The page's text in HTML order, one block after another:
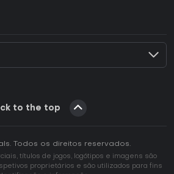
to the top
Todos os direitos reservados.
títulos de jogos, logótipos e imagens são
proprietários e são utilizados para fins